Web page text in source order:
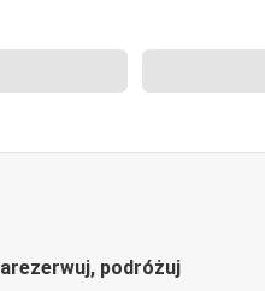
podróżuj